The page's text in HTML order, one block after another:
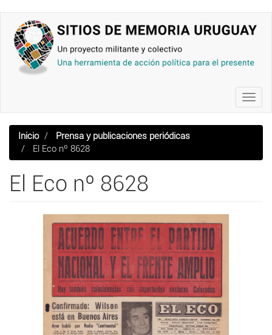
contenido
principal
Inicio
Prensa y publicaciones periódicas
El Eco nº 8628
El Eco nº 8628